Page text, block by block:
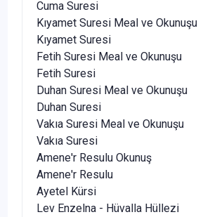
Cuma Suresi
Kıyamet Suresi Meal ve Okunuşu
Kıyamet Suresi
Fetih Suresi Meal ve Okunuşu
Fetih Suresi
Duhan Suresi Meal ve Okunuşu
Duhan Suresi
Vakıa Suresi Meal ve Okunuşu
Vakıa Suresi
Amene'r Resulu Okunuş
Amene'r Resulu
Ayetel Kürsi
Lev Enzelna - Hüvalla Hüllezi